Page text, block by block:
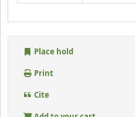
Place hold
Print
Cite